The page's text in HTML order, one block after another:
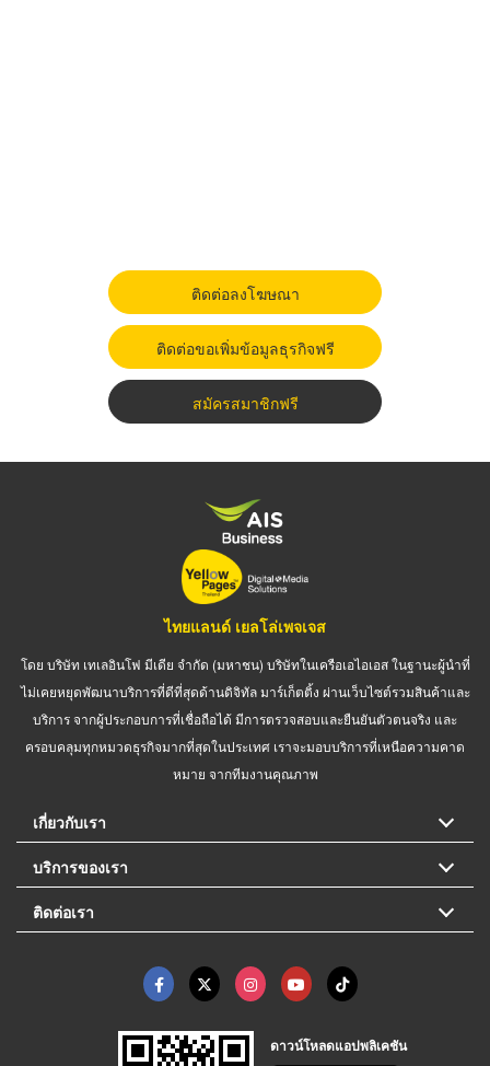
ติดต่อลงโฆษณา
ติดต่อขอเพิ่มข้อมูลธุรกิจฟรี
สมัครสมาชิกฟรี
ไทยแลนด์ เยลโล่เพจเจส
โดย บริษัท เทเลอินโฟ มีเดีย จำกัด (มหาชน) บริษัทในเครือเอไอเอส ในฐานะผู้นำที่
ไม่เคยหยุดพัฒนาบริการที่ดีที่สุดด้านดิจิทัล มาร์เก็ตติ้ง ผ่านเว็บไซต์รวมสินค้าและ
บริการ จากผู้ประกอบการที่เชื่อถือได้ มีการตรวจสอบและยืนยันตัวตนจริง และ
ครอบคลุมทุกหมวดธุรกิจมากที่สุดในประเทศ เราจะมอบบริการที่เหนือความคาด
หมาย จากทีมงานคุณภาพ
เกี่ยวกับเรา
บริการของเรา
ติดต่อเรา
ดาวน์โหลดแอปพลิเคชัน